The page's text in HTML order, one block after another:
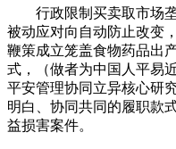
行政限制买卖取市场垄
被动应对向自动防止改变
鞭策成立笼盖食物药品出
式，（做者为中国人平易
平安管理协同立异核心研
明白、协同共同的履职款
益损害案件。